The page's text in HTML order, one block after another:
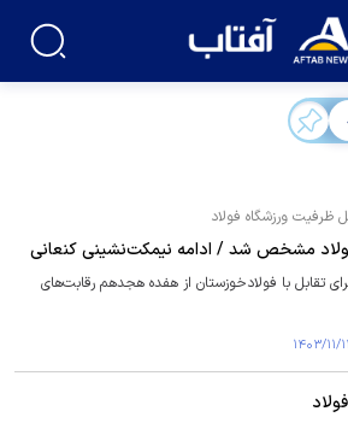
ظرفیت ورزشگاه فولاد
مشخص شد / ادامه نیمکت‌نشینی کنعانی
تقابل با فولادخوزستان از هفده هجدهم رقابت‌های